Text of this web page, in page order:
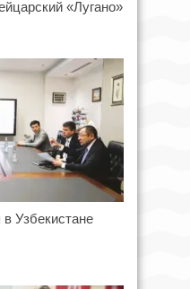
«Лугано»
Узбекистане